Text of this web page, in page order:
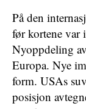
På den
før kortene var
Nyoppdeling
Europa. Nye
form. USAs
posisjon